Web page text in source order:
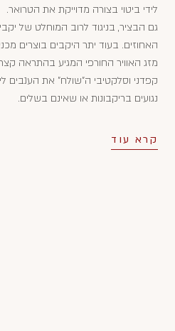
לידי ביטוי בצורה מדוייקת את הטרואר.
גם הבציר, בניגוד לרוב המוחלט של
האחוזים. בעוד יתר היקבים בוצרים
מזג האוויר החורפי המגיע בהתראה
קפדני וסלקטיבי ה"שולח" את הענבים
נגועים בריקבונות או שאינם בשלים.
קרא עוד